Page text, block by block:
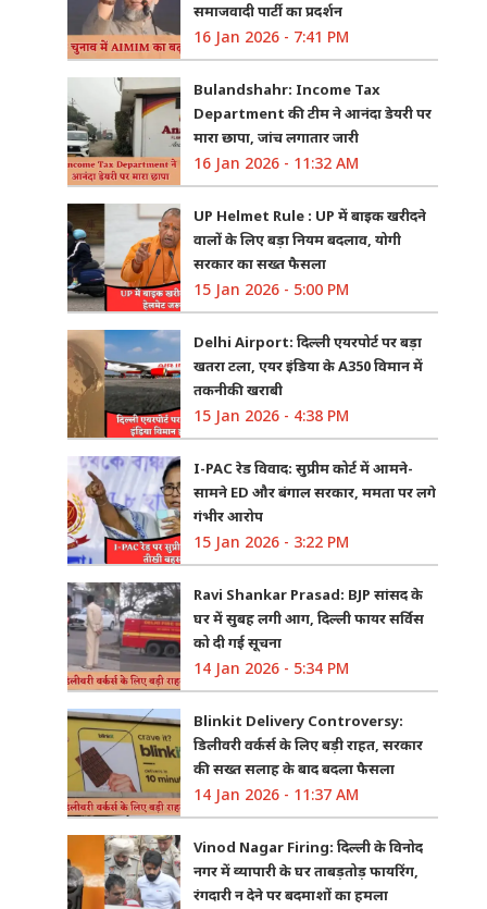
समाजवादी पार्टी का प्रदर्शन
16 Jan 2026 - 7:41 PM
Bulandshahr: Income Tax
Department की टीम ने आनंदा डेयरी पर
मारा छापा, जांच लगातार जारी
16 Jan 2026 - 11:32 AM
UP Helmet Rule : UP में बाइक खरीदने
वालों के लिए बड़ा नियम बदलाव, योगी
सरकार का सख्त फैसला
15 Jan 2026 - 5:00 PM
Delhi Airport: दिल्ली एयरपोर्ट पर बड़ा
खतरा टला, एयर इंडिया के A350 विमान में
तकनीकी खराबी
15 Jan 2026 - 4:38 PM
I-PAC रेड विवाद: सुप्रीम कोर्ट में आमने-
सामने ED और बंगाल सरकार, ममता पर लगे
गंभीर आरोप
15 Jan 2026 - 3:22 PM
Ravi Shankar Prasad: BJP सांसद के
घर में सुबह लगी आग, दिल्ली फायर सर्विस
को दी गई सूचना
14 Jan 2026 - 5:34 PM
Blinkit Delivery Controversy:
डिलीवरी वर्कर्स के लिए बड़ी राहत, सरकार
की सख्त सलाह के बाद बदला फैसला
14 Jan 2026 - 11:37 AM
Vinod Nagar Firing: दिल्ली के विनोद
नगर में व्यापारी के घर ताबड़तोड़ फायरिंग,
रंगदारी न देने पर बदमाशों का हमला